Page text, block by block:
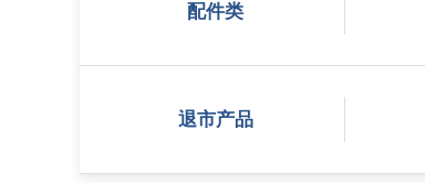
配件类
退市产品